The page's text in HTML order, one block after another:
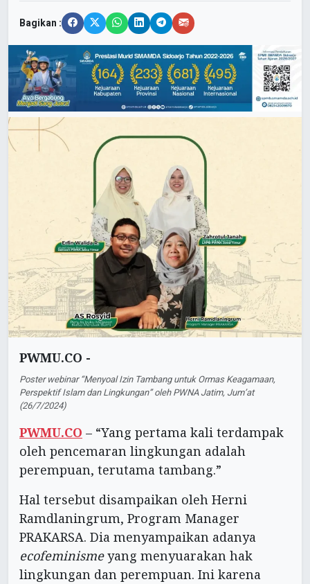
Bagikan :
PWMU.CO -
Poster webinar “Menyoal Izin Tambang untuk Ormas Keagamaan,
Perspektif Islam dan Lingkungan” oleh PWNA Jatim, Jum’at
(26/7/2024)
PWMU.CO – “Yang pertama kali terdampak
oleh pencemaran lingkungan adalah
perempuan, terutama tambang.”
Hal tersebut disampaikan oleh Herni
Ramdlaningrum, Program Manager
PRAKARSA. Dia menyampaikan adanya
ecofeminismeyang menyuarakan hak
lingkungan dan perempuan. Ini karena